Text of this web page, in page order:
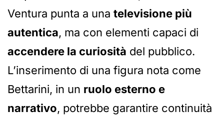
Ventura punta a una televisione più
autentica, ma con elementi capaci di
accendere la curiosità del pubblico.
L’inserimento di una figura nota come
Bettarini, in un ruolo esterno e
narrativo, potrebbe garantire continuità